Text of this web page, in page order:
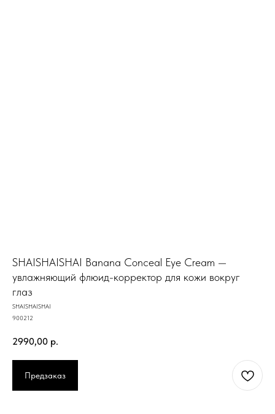
SHAISHAISHAI Banana Conceal Eye Cream —
увлажняющий флюид-корректор для кожи вокруг
глаз
SHAISHAISHAI
900212
2990,00 р.
Предзаказ